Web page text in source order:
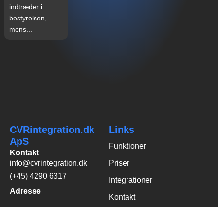
indtræder i
bestyrelsen,
mens...
CVRintegration.dk
ApS
Kontakt
info@cvrintegration.dk
(+45) 4290 6317
Adresse
Links
Funktioner
Priser
Integrationer
Kontakt